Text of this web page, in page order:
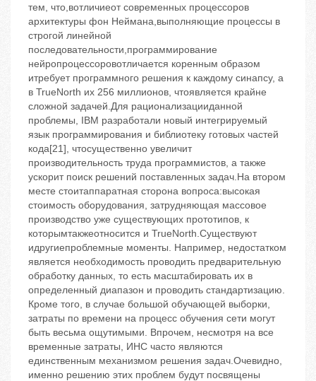
тем, что,вотличиеот современных процессоров
архитектуры фон Неймана,выполняющие процессы в
строгой линейной
последовательности,программирование
нейропроцессоровотличается коренным образом
итребует программного решения к каждому синапсу, а
в TrueNorth их 256 миллионов, чтоявляется крайне
сложной задачей.Для рационализацииданной
проблемы, IBM разработали новый интегрируемый
язык программирования и библиотеку готовых частей
кода[21], чтосущественно увеличит
производительность труда программистов, а также
ускорит поиск решений поставленных задач.На втором
месте стоитаппаратная сторона вопроса:высокая
стоимость оборудования, затрудняющая массовое
производство уже существующих прототипов, к
которымтакжеотносится и TrueNorth.Существуют
идругиепроблемные моменты. Например, недостатком
является необходимость проводить предварительную
обработку данных, то есть масштабировать их в
определенный диапазон и проводить стандартизацию.
Кроме того, в случае большой обучающей выборки,
затраты по времени на процесс обучения сети могут
быть весьма ощутимыми. Впрочем, несмотря на все
временные затраты, ИНС часто являются
единственным механизмом решения задач.Очевидно,
именно решению этих проблем будут посвящены